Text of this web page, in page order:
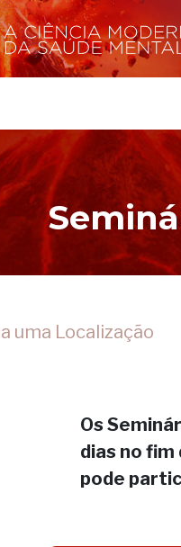
uma Localização
Os
dias no fim
pode